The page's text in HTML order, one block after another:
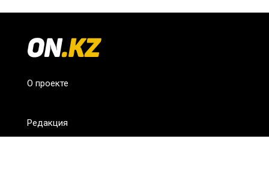
О проекте
Редакция